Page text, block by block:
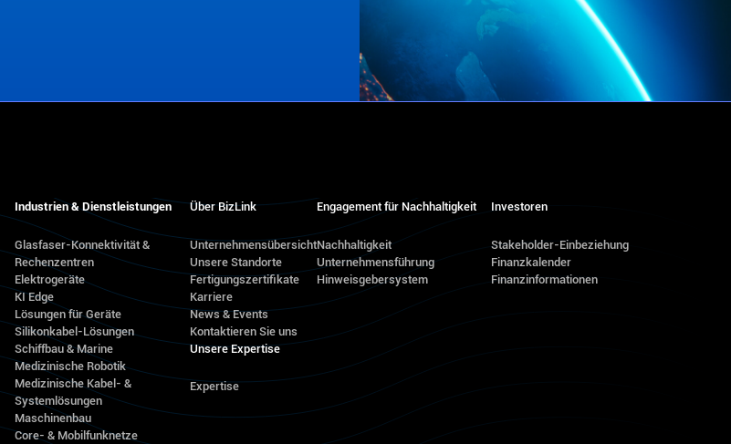
Industrien & Dienstleistungen
Glasfaser-Konnektivität &
Rechenzentren
Elektrogeräte
KI Edge
Lösungen für Geräte
Silikonkabel-Lösungen
Schiffbau & Marine
Medizinische Robotik
Medizinische Kabel- &
Systemlösungen
Maschinenbau
Core- & Mobilfunknetze
Über BizLink
Unternehmensübersicht
Unsere Standorte
Fertigungszertifikate
Karriere
News & Events
Kontaktieren Sie uns
Unsere Expertise
Expertise
Engagement für Nachhaltigkeit
Nachhaltigkeit
Unternehmensführung
Hinweisgebersystem
Investoren
Stakeholder-Einbeziehung
Finanzkalender
Finanzinformationen